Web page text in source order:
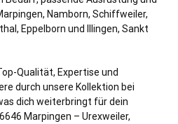
Namborn, Schiffweiler,
Eppelborn und Illingen, Sankt
Qualität, Expertise und
durch unsere Kollektion bei
dich weiterbringt für dein
Marpingen – Urexweiler,